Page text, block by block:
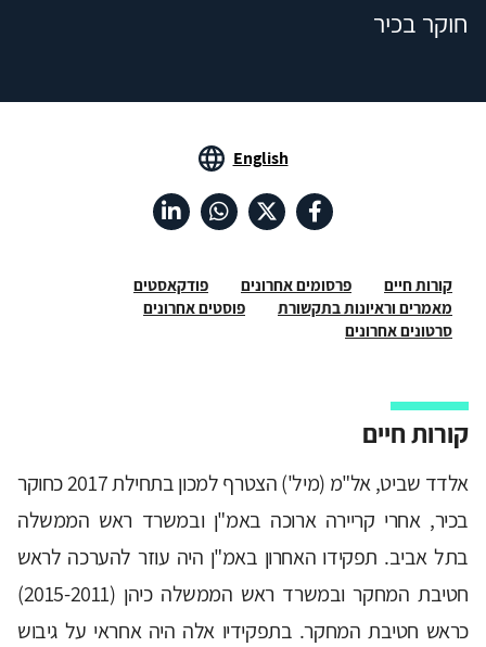
חוקר בכיר
English
קורות חיים פרסומים אחרונים
פודקאסטים
מאמרים וראיונות בתקשורת
פוסטים אחרונים
סרטונים אחרונים
קורות חיים
אלדד שביט, אל"מ (מיל') הצטרף למכון בתחילת 2017 כחוקר
בכיר, אחרי קריירה ארוכה באמ"ן ובמשרד ראש הממשלה
בתל אביב. תפקידו האחרון באמ"ן היה עוזר להערכה לראש
חטיבת המחקר ובמשרד ראש הממשלה כיהן (2015-2011)
כראש חטיבת המחקר. בתפקידיו אלה היה אחראי על גיבוש